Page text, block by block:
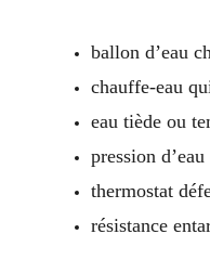
ballon d’eau
chauffe-eau
eau tiède ou
pression
thermostat
résistance